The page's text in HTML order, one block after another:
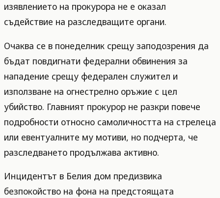
изявлението на прокурора не е оказал
съдействие на разследващите органи.
Очаква се в понеделник срещу заподозрения да
бъдат повдигнати федерални обвинения за
нападение срещу федерален служител и
използване на огнестрелно оръжие с цел
убийство. Главният прокурор не разкри повече
подробности относно самоличността на стрелеца
или евентуалните му мотиви, но подчерта, че
разследването продължава активно.
Инцидентът в Белия дом предизвика
безпокойство на фона на предстоящата